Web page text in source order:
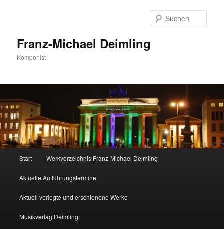
Franz-Michael Deimling
Komponist
Start Werkverzeichnis Franz-Michael Deimling
Aktuelle Aufführungstermine
Aktuell verlegte und erschienene Werke
Musikverlag Deimling